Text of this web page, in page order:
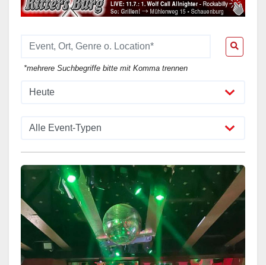
*mehrere Suchbegriffe bitte mit Komma trennen